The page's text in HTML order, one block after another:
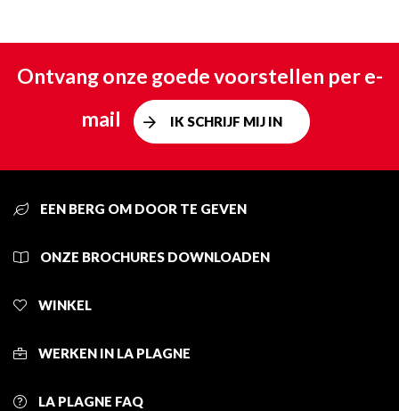
Ontvang onze goede voorstellen per e-
mail
IK SCHRIJF MIJ IN
EEN BERG OM DOOR TE GEVEN
ONZE BROCHURES DOWNLOADEN
WINKEL
WERKEN IN LA PLAGNE
LA PLAGNE FAQ